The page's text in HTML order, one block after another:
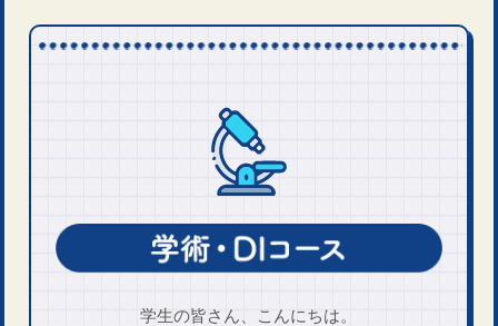
学生の皆さん、こんにちは。